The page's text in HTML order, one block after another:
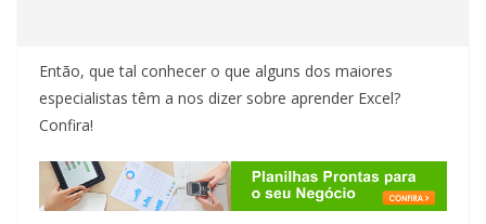
Então, que tal conhecer o que alguns dos maiores
especialistas têm a nos dizer sobre aprender Excel?
Confira!